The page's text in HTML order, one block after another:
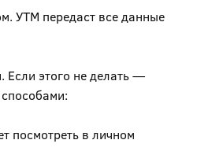
УТМ передаст все данные
Если этого не делать —
посмотреть в личном